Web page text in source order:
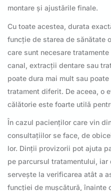
montare și ajustările finale.
Cu toate acestea, durata
funcție de starea de sănătate
care sunt necesare
canal, extracții dentare sau
poate dura mai mult sau
tratament diferit. De aceea, o
călătorie este foarte utilă
În cazul pacienților care vin
consultațiilor se face, de
lor. Dinții provizorii pot ajuta
pe parcursul tratamentului,
servește la verificarea atât a
funcției de mușcătură, înainte